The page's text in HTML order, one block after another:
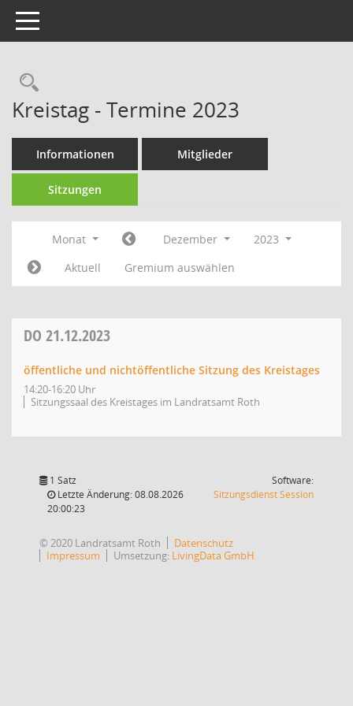
Toggle navigation
Rechercheauswahl
Kreistag - Termine 2023
Informationen Mitglieder
Sitzungen
Monat Dezember
2023
Aktuell
Gremium auswählen
DO 21.12.2023
öffentliche und nichtöffentliche Sitzung des Kreistages
14:20-16:20 Uhr
Sitzungssaal des Kreistages im Landratsamt Roth
1 Satz
Letzte Änderung: 08.08.2026
20:00:23
Software:
SitzungsdienstSession(Wird in
© 2020 Landratsamt Roth
Datenschutz
Impressum
Umsetzung: LivingData GmbH